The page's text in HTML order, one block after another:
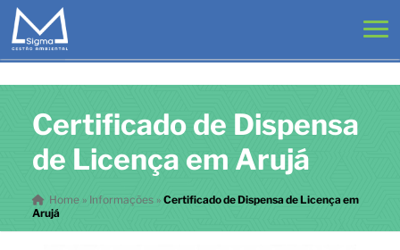
Certificado de Dispensa
de Licença em Arujá
Home» Informações » Certificado de Dispensa de Licença em
Arujá